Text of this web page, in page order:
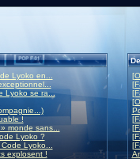
Lyoko en...
Lyoko se ra...
!
monde sans...
Lyoko ?
Lyoko...
explosent !